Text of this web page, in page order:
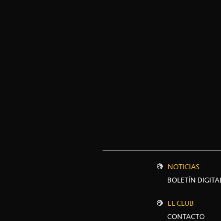
NOTICIAS
BOLETÍN
EL CLUB
CONTACTO